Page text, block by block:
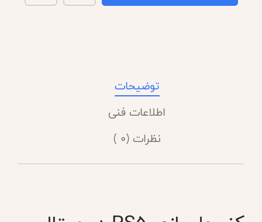
توضیحات
اطلاعات فنی
نظرات (0 )